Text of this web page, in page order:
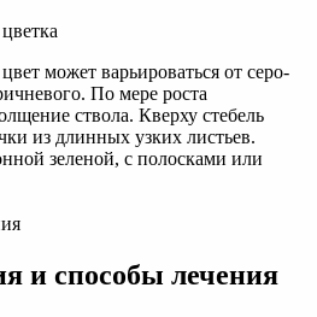
может варьироваться от серо-
По мере роста
ствола. Кверху стебель
из длинных узких листьев.
зеленой, с полосками или
и способы лечения